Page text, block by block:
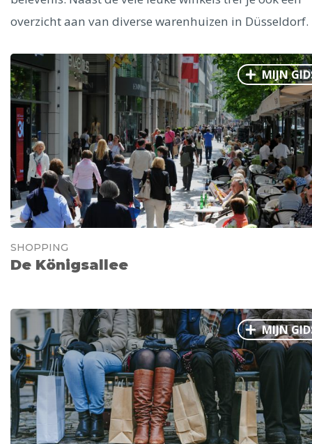
Dresden
Ålesund
Parijs Tokio Amsterdam Barcelona Dubai
Milaan
Singapore
Rome Berlijn Mechelen Venetië
Florence
Dublin
Hong Kong München Wenen Budapest
Madrid
Vancouver
overzicht aan van diverse warenhuizen in Düsseldorf.
MIJN
SHOPPING
De Königsallee
MIJN